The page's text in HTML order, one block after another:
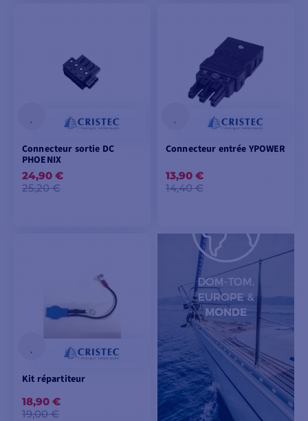
Connecteur sortie DC
PHOENIX
24,90 €
25,20 €
Connecteur entrée YPOWER
13,90 €
14,40 €
AJOUTER AU
PANIER
Kit répartiteur
18,90 €
19,00 €